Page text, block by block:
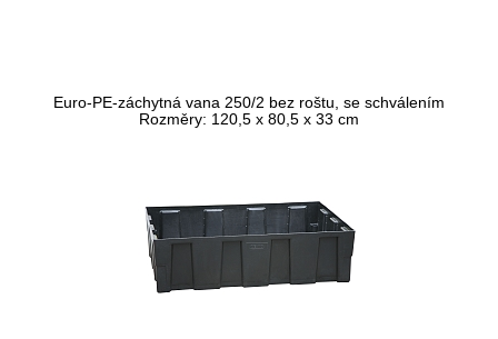
Euro-PE-záchytná vana 250/2 bez roštu, se schválením
Rozměry: 120,5 x 80,5 x 33 cm